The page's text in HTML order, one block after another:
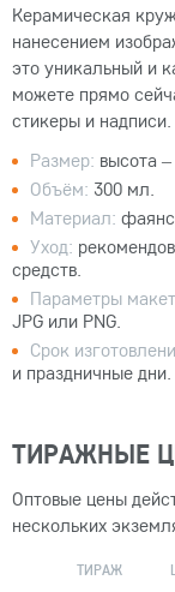
Керамическая
нанесением
это уникальный и
можете прямо
стикеры и надписи.
Размер: высота
Объём: 300 мл.
Материал:
Уход:
средств.
Параметры
JPG или PNG.
Срок
и праздничные дни.
ТИРАЖНЫЕ
Оптовые цены
нескольких
ТИРАЖ